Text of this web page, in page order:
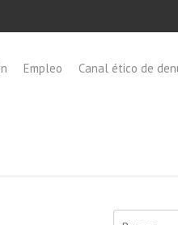
Empleo Canal ético de